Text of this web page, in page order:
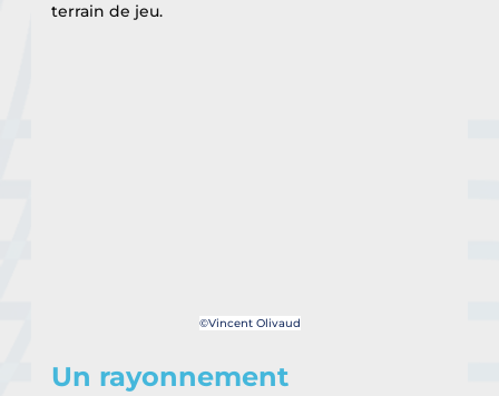
terrain de jeu.
©Vincent Olivaud
Un rayonnement